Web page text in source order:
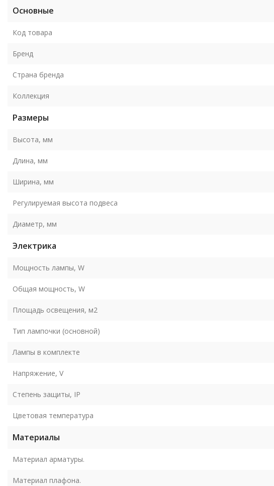
Основные
Код товара
Бренд
Страна бренда
Коллекция
Размеры
Высота, мм
Длина, мм
Ширина, мм
Регулируемая высота подвеса
Диаметр, мм
Электрика
Мощность лампы, W
Общая мощность, W
Площадь освещения, м2
Тип лампочки (основной)
Лампы в комплекте
Напряжение, V
Степень защиты, IP
Цветовая температура
Материалы
Материал арматуры.
Материал плафона.